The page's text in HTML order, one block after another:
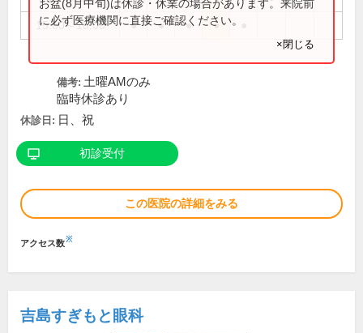
15:00～18:00 ● ● ● ●
お盆(8月中旬)は休診・休業の場合があります。来院前
に必ず医療機関に直接ご確認ください。
×閉じる
備考: 土曜AMのみ
臨時休診あり
休診日: 日、祝
初診受付
この医院の詳細をみる
アクセス数※
吉島すぎもと眼科